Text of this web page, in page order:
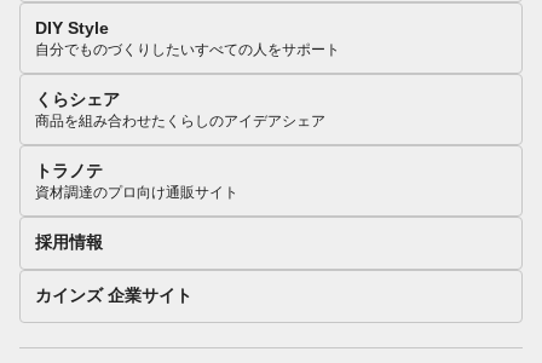
DIY Style
自分でものづくりしたいすべての人をサポート
くらシェア
商品を組み合わせたくらしのアイデアシェア
トラノテ
資材調達のプロ向け通販サイト
採用情報
カインズ 企業サイト